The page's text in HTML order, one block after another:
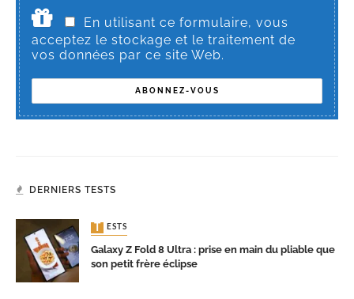
En utilisant ce formulaire, vous
acceptez le stockage et le traitement de
vos données par ce site Web.
DERNIERS TESTS
TESTS
Galaxy Z Fold 8 Ultra : prise en main du pliable que
son petit frère éclipse